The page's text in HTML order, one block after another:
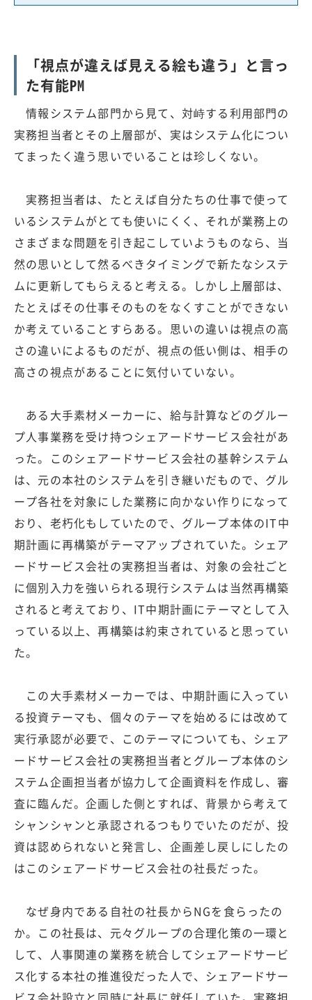
「視点が違えば見える絵も違う」と言っ
た有能PM
情報システム部門から見て、対峙する利用部門の
実務担当者とその上層部が、実はシステム化につい
てまったく違う思いでいることは珍しくない。
実務担当者は、たとえば自分たちの仕事で使って
いるシステムがとても使いにくく、それが業務上の
さまざまな問題を引き起こしていようものなら、当
然の思いとして然るべきタイミングで新たなシステ
ムに更新してもらえると考える。しかし上層部は、
たとえばその仕事そのものをなくすことができない
か考えていることすらある。思いの違いは視点の高
さの違いによるものだが、視点の低い側は、相手の
高さの視点があることに気付いていない。
ある大手素材メーカーに、給与計算などのグルー
プ人事業務を受け持つシェアードサービス会社があ
った。このシェアードサービス会社の基幹システム
は、元の本社のシステムを引き継いだもので、グル
ープ各社を対象にした業務に向かない作りになって
おり、老朽化もしていたので、グループ本体のIT中
期計画に再構築がテーマアップされていた。シェア
ードサービス会社の実務担当者は、対象の会社ごと
に個別入力を強いられる現行システムは当然再構築
されると考えており、IT中期計画にテーマとして入
っている以上、再構築は約束されていると思ってい
た。
この大手素材メーカーでは、中期計画に入ってい
る投資テーマも、個々のテーマを始めるには改めて
実行承認が必要で、このテーマについても、シェア
ードサービス会社の実務担当者とグループ本体のシ
ステム企画担当者が協力して企画資料を作成し、審
査に臨んだ。企画した側とすれば、背景から考えて
シャンシャンと承認されるつもりでいたのだが、投
資は認められないと発言し、企画差し戻しにしたの
はこのシェアードサービス会社の社長だった。
なぜ身内である自社の社長からNGを食らったの
か。この社長は、元々グループの合理化策の一環と
して、人事関連の業務を統合してシェアードサービ
ス化する本社の推進役だった人で、シェアードサー